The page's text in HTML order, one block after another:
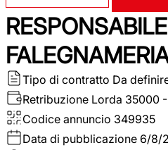
RESPONSABILE
Tipo di contratto Da
Retribuzione Lorda 35000
Codice annuncio 349935
Data di pubblicazione 6/8/